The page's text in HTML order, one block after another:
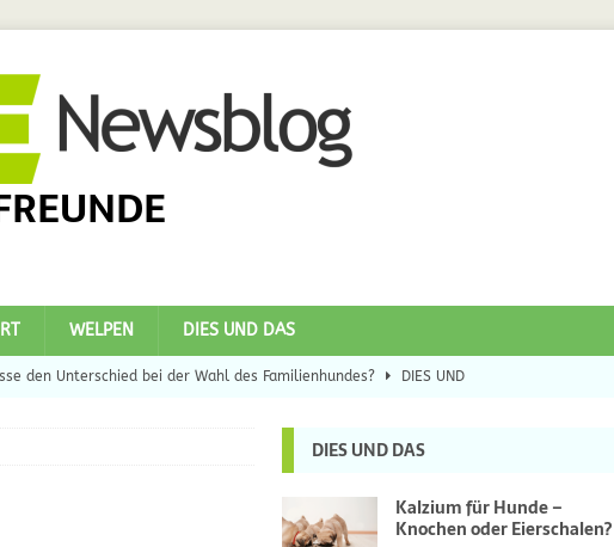
WELPEN DIES UND DAS
den Unterschied bei der Wahl des Familienhundes? DIES UND
DIES UND DAS
Kalzium für Hunde –
Knochen oder Eierschalen?